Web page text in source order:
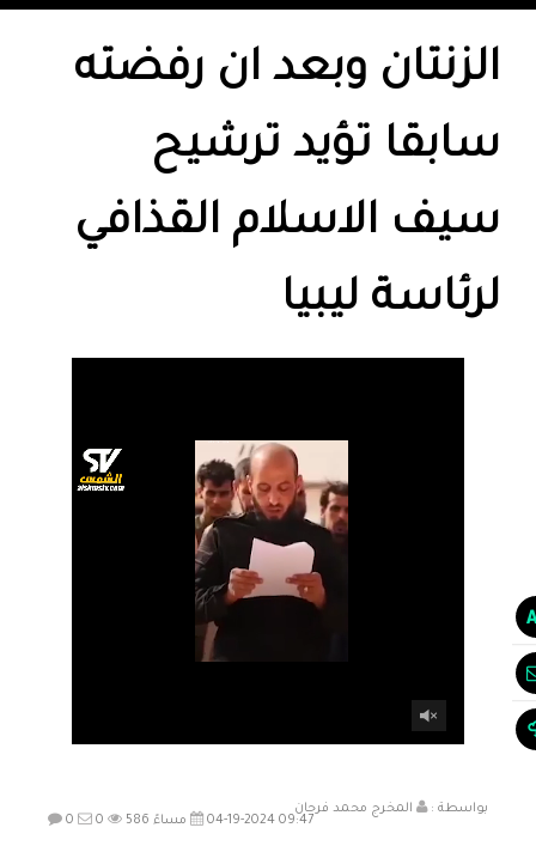
الزنتان وبعد ان رفضته
سابقا تؤيد ترشيح
سيف الاسلام القذافي
لرئاسة ليبيا
بواسطة :
المخرج محمد فرحان
04-19-2024 09:47 مساءً
0 0 586